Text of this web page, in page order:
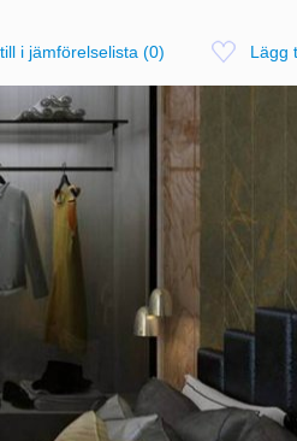
i jämförelselista (0) Lägg